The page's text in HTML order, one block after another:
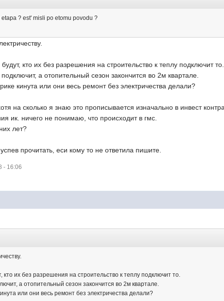
? est' misli po etomu povodu ?
кто их без разрешения на строительство к теплу подключит то.
а отопительный сезон закончится во 2м квартале.
кинута или они весь ремонт без электричества делали?
на сколько я знаю это прописывается изначально в инвест
ик. ничего не понимаю, что происходит в гмс.
лет?
прочитать, еси кому то не ответила пишите.
- 16:06
их без разрешения на строительство к теплу подключит то.
а отопительный сезон закончится во 2м квартале.
или они весь ремонт без электричества делали?